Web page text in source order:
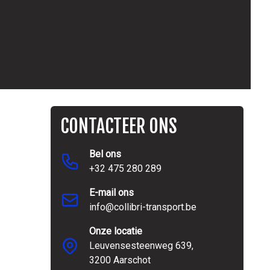
CONTACTEER ONS
Bel ons
+32 475 280 289
E-mail ons
info@collibri-transport.be
Onze locatie
Leuvensesteenweg 639,
3200 Aarschot